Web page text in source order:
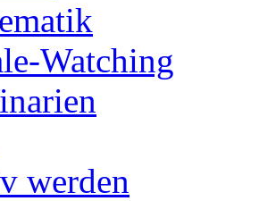
Watching
werden